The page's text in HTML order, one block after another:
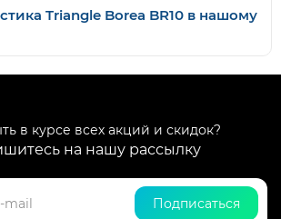
Triangle Borea BR10 в нашому
в курсе всех акций и скидок?
на нашу рассылку
Подписаться